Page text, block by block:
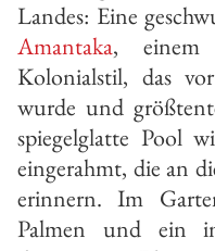
Landes: Eine
Amantaka, einem
Kolonialstil, das
wurde und
spiegelglatte Pool
eingerahmt, die an
erinnern. Im
Palmen und ein